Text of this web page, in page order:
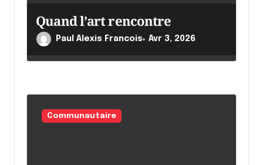
i
c
l
Quand l’art rencontre
Paul Alexis Francois Avr 3, 2026
Communautaire